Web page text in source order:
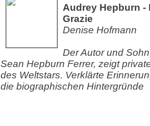
Audrey Hepburn
Grazie
Denise Hofmann
Der Autor und
Sean Hepburn Ferrer, zeigt
des Weltstars. Verklärte
die biographischen Hintergründe